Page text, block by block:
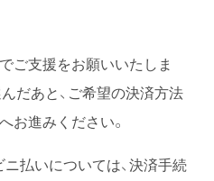
ご支援をお願いいたしま
だあと、ご希望の決済方法
お進みください。
払いについては、決済手続